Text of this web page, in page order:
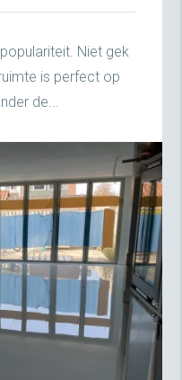
Niet gek
is perfect op
de...